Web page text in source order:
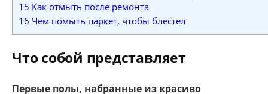
15 Как отмыть после ремонта
16 Чем помыть паркет, чтобы блестел
Что собой представляет
Первые полы, набранные из красиво